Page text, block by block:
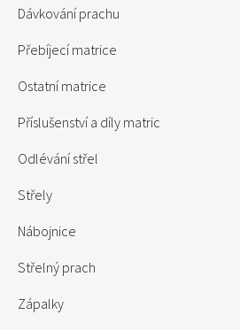
Dávkování prachu
Přebíjecí matrice
Ostatní matrice
Příslušenství a díly matric
Odlévání střel
Střely
Nábojnice
Střelný prach
Zápalky